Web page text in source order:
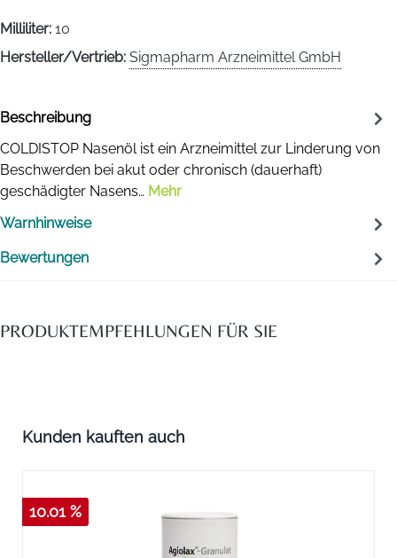
Milliliter: 10
Hersteller/Vertrieb: Sigmapharm Arzneimittel GmbH
Beschreibung
COLDISTOP Nasenöl ist ein Arzneimittel zur Linderung von
Beschwerden bei akut oder chronisch (dauerhaft)
geschädigter Nasens… Mehr
Warnhinweise
Bewertungen
PRODUKTEMPFEHLUNGEN FÜR SIE
Produktgalerie überspringen
Kunden kauften auch
10.01 %